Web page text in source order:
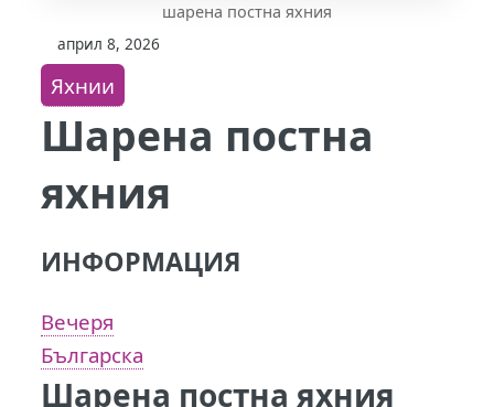
шарена постна яхния
април 8, 2026
Яхнии
Шарена постна
яхния
ИНФОРМАЦИЯ
Вечеря
Българска
Шарена постна яхния